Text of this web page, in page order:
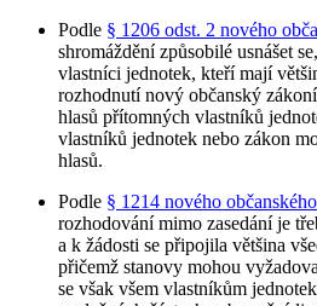
Podle § 1206 odst. 2 nového
shromáždění způsobilé usnášet
vlastníci jednotek, kteří mají
rozhodnutí nový občanský
hlasů přítomných vlastníků
vlastníků jednotek nebo zákon
hlasů.
Podle § 1214 nového
rozhodování mimo zasedání je
a k žádosti se připojila většina
přičemž stanovy mohou
se však všem vlastníkům